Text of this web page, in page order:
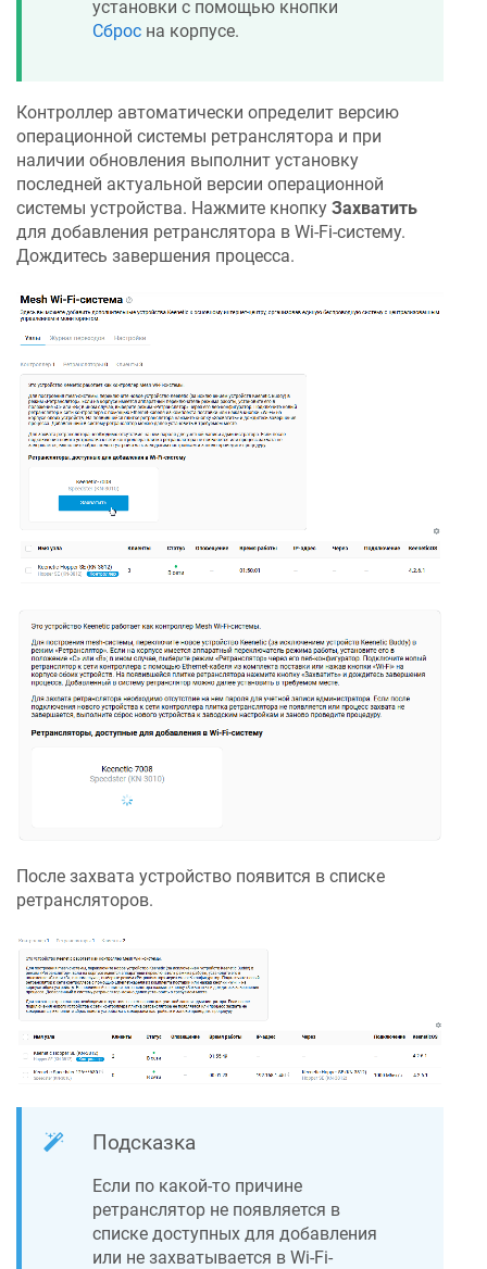
установки с помощью кнопки
Сброс на корпусе.
Контроллер автоматически определит версию
операционной системы ретранслятора и при
наличии обновления выполнит установку
последней актуальной версии операционной
системы устройства. Нажмите кнопку Захватить
для добавления ретранслятора в Wi-Fi-систему.
Дождитесь завершения процесса.
После захвата устройство появится в списке
ретрансляторов.
Подсказка
Если по какой-то причине
ретранслятор не появляется в
списке доступных для добавления
или не захватывается в Wi-Fi-